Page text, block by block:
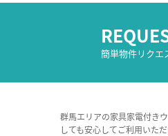
簡単物件リクエ
群馬エリアの家具家電付き
しても安心してご利用いた